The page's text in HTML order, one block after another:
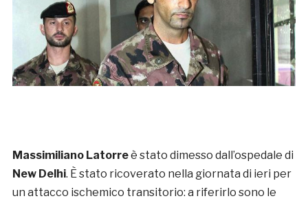
Massimiliano Latorreè stato dimesso dall’ospedale di
New Delhi. È stato ricoverato nella giornata di ieri per
un attacco ischemico transitorio: a riferirlo sono le